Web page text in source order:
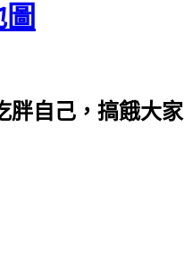
胖自己，搞餓大家